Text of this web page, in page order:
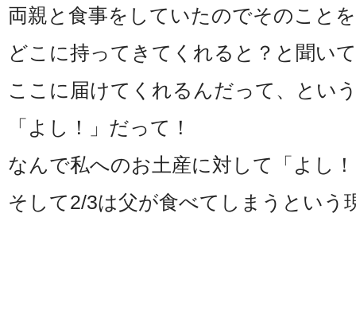
両親と食事をしていたのでそのこと
どこに持ってきてくれると？と聞い
ここに届けてくれるんだって、とい
「よし！」だって！
なんで私へのお土産に対して「よし
そして2/3は父が食べてしまうとい